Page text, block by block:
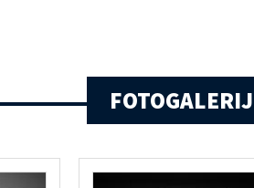
FOTOGALERIJ